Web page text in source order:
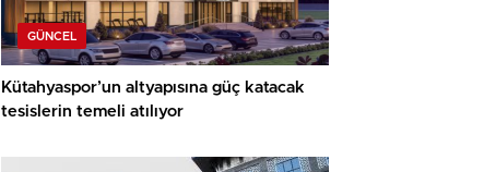
GÜNCEL
Kütahyaspor’un altyapısına güç katacak
tesislerin temeli atılıyor